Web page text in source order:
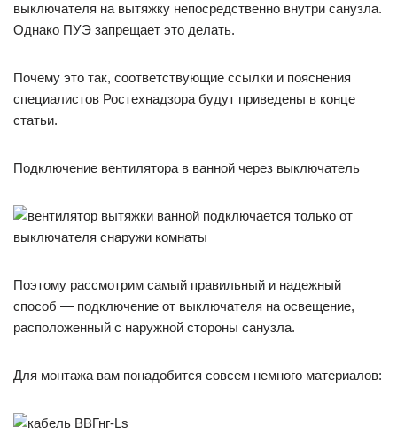
выключателя на вытяжку непосредственно внутри санузла.
Однако ПУЭ запрещает это делать.
Почему это так, соответствующие ссылки и пояснения
специалистов Ростехнадзора будут приведены в конце
статьи.
Подключение вентилятора в ванной через выключатель
Поэтому рассмотрим самый правильный и надежный
способ — подключение от выключателя на освещение,
расположенный с наружной стороны санузла.
Для монтажа вам понадобится совсем немного материалов: